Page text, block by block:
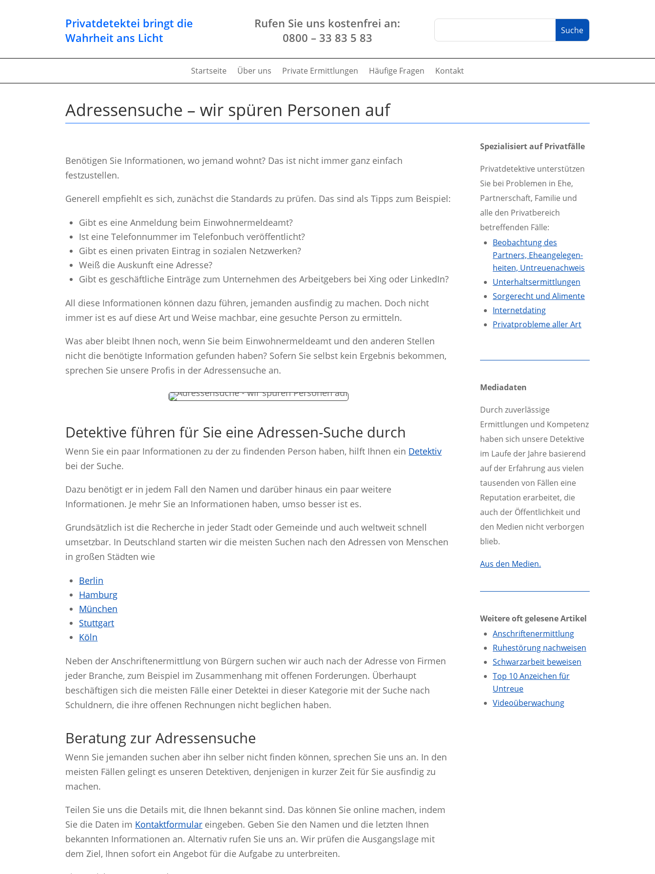
Privatdetektei bringt die
Wahrheit ans Licht
Rufen Sie uns kostenfrei an:
0800 – 33 83 5 83
Startseite Über uns Private Ermittlungen Häufige Fragen Kontakt
Adressensuche – wir spüren Personen auf
Benötigen Sie Informationen, wo jemand wohnt? Das ist nicht immer ganz einfach
festzustellen.
Generell empfiehlt es sich, zunächst die Standards zu prüfen. Das sind als Tipps zum Beispiel:
Gibt es eine Anmeldung beim Einwohnermeldeamt?
Ist eine Telefonnummer im Telefonbuch veröffentlicht?
Gibt es einen privaten Eintrag in sozialen Netzwerken?
Weiß die Auskunft eine Adresse?
Gibt es geschäftliche Einträge zum Unternehmen des Arbeitgebers bei Xing oder LinkedIn?
All diese Informationen können dazu führen, jemanden ausfindig zu machen. Doch nicht
immer ist es auf diese Art und Weise machbar, eine gesuchte Person zu ermitteln.
Was aber bleibt Ihnen noch, wenn Sie beim Einwohnermeldeamt und den anderen Stellen
nicht die benötigte Information gefunden haben? Sofern Sie selbst kein Ergebnis bekommen,
sprechen Sie unsere Profis in der Adressensuche an.
Detektive führen für Sie eine Adressen-Suche durch
Wenn Sie ein paar Informationen zu der zu findenden Person haben, hilft Ihnen ein Detektiv
bei der Suche.
Dazu benötigt er in jedem Fall den Namen und darüber hinaus ein paar weitere
Informationen. Je mehr Sie an Informationen haben, umso besser ist es.
Grundsätzlich ist die Recherche in jeder Stadt oder Gemeinde und auch weltweit schnell
umsetzbar. In Deutschland starten wir die meisten Suchen nach den Adressen von Menschen
in großen Städten wie
Berlin
Hamburg
München
Stuttgart
Köln
Neben der Anschriftenermittlung von Bürgern suchen wir auch nach der Adresse von Firmen
jeder Branche, zum Beispiel im Zusammenhang mit offenen Forderungen. Überhaupt
beschäftigen sich die meisten Fälle einer Detektei in dieser Kategorie mit der Suche nach
Schuldnern, die ihre offenen Rechnungen nicht beglichen haben.
Beratung zur Adressensuche
Wenn Sie jemanden suchen aber ihn selber nicht finden können, sprechen Sie uns an. In den
meisten Fällen gelingt es unseren Detektiven, denjenigen in kurzer Zeit für Sie ausfindig zu
machen.
Teilen Sie uns die Details mit, die Ihnen bekannt sind. Das können Sie online machen, indem
Sie die Daten im Kontaktformular eingeben. Geben Sie den Namen und die letzten Ihnen
bekannten Informationen an. Alternativ rufen Sie uns an. Wir prüfen die Ausgangslage mit
dem Ziel, Ihnen sofort ein Angebot für die Aufgabe zu unterbreiten.
Spezialisiert auf Privatfälle
Privatdetektive unterstützen
Sie bei Problemen in Ehe,
Partnerschaft, Familie und
alle den Privatbereich
betreffenden Fälle:
Beobachtung des
Partners, Eheangelegen­
heiten, Untreuenachweis
Unterhalts­ermittlungen
Sorgerecht und Alimente
Internetdating
Privatprobleme aller Art
Mediadaten
Durch zuverlässige
Ermittlungen und Kompetenz
haben sich unsere Detektive
im Laufe der Jahre basierend
auf der Erfahrung aus vielen
tausenden von Fällen eine
Reputation erarbeitet, die
auch der Öffentlichkeit und
den Medien nicht verborgen
blieb.
Aus den Medien.
Weitere oft gelesene Artikel
Anschriftenermittlung
Ruhestörung nachweisen
Schwarzarbeit beweisen
Top 10 Anzeichen für
Untreue
Videoüberwachung